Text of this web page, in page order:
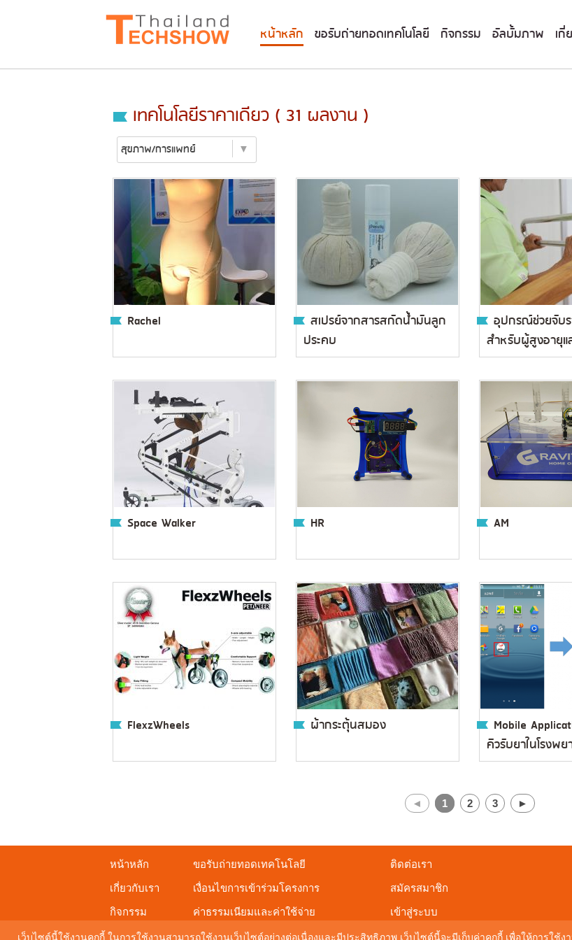
เว็บไซต์นี้ใช้งานคุกกี้ ในการใช้งานสามารถใช้งานเว็บไซต์อย่างต่อเนื่องและมีประสิทธิภาพ เว็บไซต์นี้จะมีเก็บค่าคุกกี้ เพื่อให้การใ
หน้าหลัก ขอรับถ่ายทอดเทคโนโลยี กิจกรรม อัลบั้มภาพ เกี่
เทคโนโลยีราคาเดียว ( 31 ผลงาน )
Rachel
สเปรย์จากสารสกัดน้ำมันลูก
ประคบ
อุปกรณ์ช่วยจับ
สำหรับผู้สูงอายุแ
Space Walker HR AM
FlexzWheels ผ้ากระตุ้นสมอง
Mobile
คิวรับยาในโรงพ
◄ 1 2 3 ►
หน้าหลัก
เกี่ยวกับเรา
กิจกรรม
ขอรับถ่ายทอดเทคโนโลยี
เงื่อนไขการเข้าร่วมโครงการ
ค่าธรรมเนียมและค่าใช้จ่าย
ดาวน์โหลดเอกสารเผยแพร่
ติดต่อเรา
สมัครสมาชิก
เข้าสู่ระบบ